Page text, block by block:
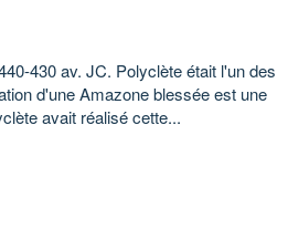
430 av. JC. Polyclète était l'un des
d'une Amazone blessée est une
avait réalisé cette...